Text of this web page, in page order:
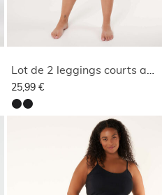
Lot de 2 leggings courts avec dentelle
25,99 €